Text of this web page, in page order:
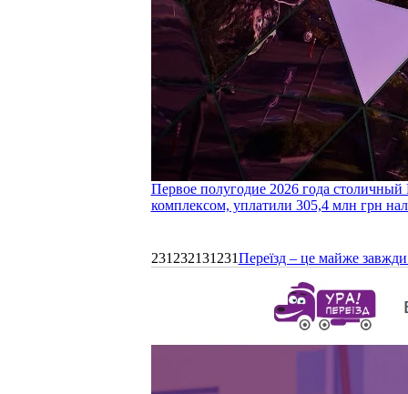
Первое полугодие 2026 года
комплексом, уплатили 305,4 млн грн
231232131231Переїзд – це майже